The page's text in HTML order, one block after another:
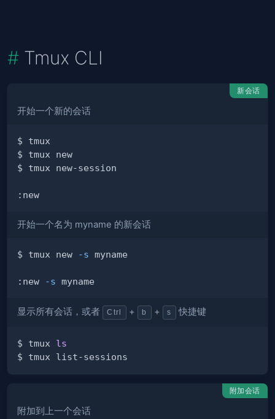
Tmux CLI
新会话
开始一个新的会话
开始一个名为 myname 的新会话
$ tmux new -s
:new -s
显示所有会话，或者 Ctrl + b + s 快捷键
$ tmux ls
附加会话
附加到上一个会话